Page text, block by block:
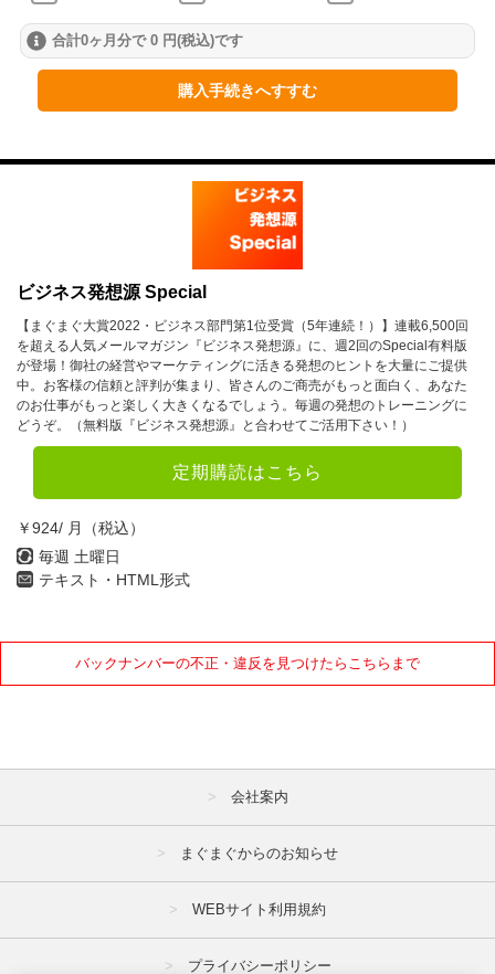
ビジネス発想源 Special
【まぐまぐ大賞2022・ビジネス部門第1位受賞（5年連続！）】連載6,500回
を超える人気メールマガジン『ビジネス発想源』に、週2回のSpecial有料版
が登場！御社の経営やマーケティングに活きる発想のヒントを大量にご提供
中。お客様の信頼と評判が集まり、皆さんのご商売がもっと面白く、あなた
のお仕事がもっと楽しく大きくなるでしょう。毎週の発想のトレーニングに
どうぞ。（無料版『ビジネス発想源』と合わせてご活用下さい！）
定期購読はこちら
￥924/ 月（税込）
毎週 土曜日
テキスト・HTML形式
バックナンバーの不正・違反を見つけたらこちらまで
2024年
2月
7月 8月 9月
4月 5月 6月
7月 8月 9月
10月 11月 12月
1月
4月
10月 11月 12月
5月
2020年
合計0ヶ月分で 0 円(税込)です
購入手続きへすすむ
会社案内
まぐまぐからのお知らせ
WEBサイト利用規約
プライバシーポリシー